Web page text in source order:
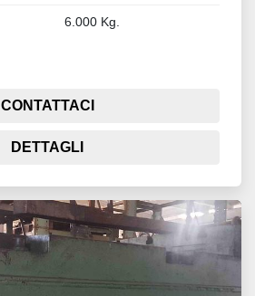
6.000 Kg.
CONTATTACI
DETTAGLI